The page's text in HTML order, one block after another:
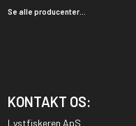
Se alle producenter...
KONTAKT OS:
Lystfiskeren ApS